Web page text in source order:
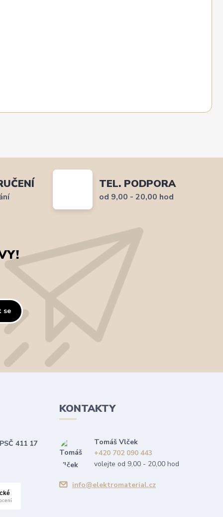
TEL. PODPORA
od 9,00 - 20,00 hod
se
411 17
KONTAKTY
Tomáš Vlček
+420 702 090 443
volejte od 9,00 - 20,00 hod
info@elektromaterial.cz